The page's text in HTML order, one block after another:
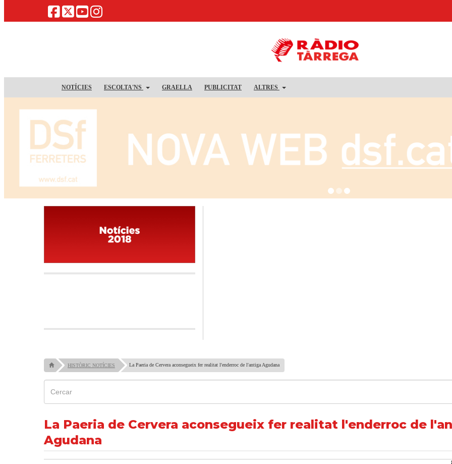
NOTÍCIES ESCOLTA'NS GRAELLA PUBLICITAT ALTRES
HISTÒRIC NOTÍCIES La Paeria de Cervera aconsegueix fer realitat l'enderroc de l'antiga Agudana
La Paeria de Cervera aconsegueix fer realitat l'enderroc de
Agudana